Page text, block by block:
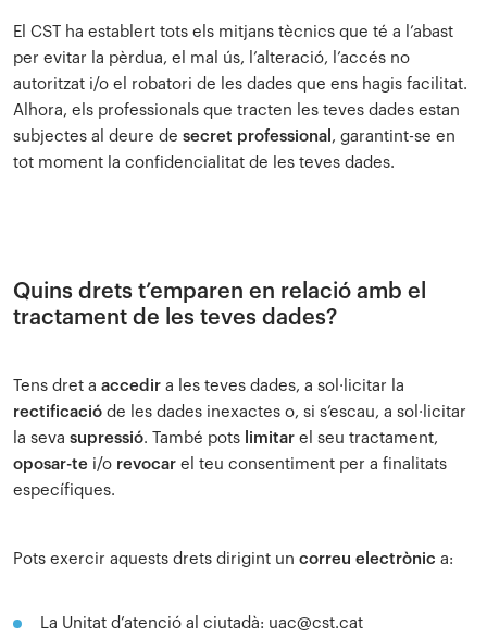
El CST ha establert tots els mitjans tècnics que té a l’abast
per evitar la pèrdua, el mal ús, l’alteració, l’accés no
autoritzat i/o el robatori de les dades que ens hagis facilitat.
Alhora, els professionals que tracten les teves dades estan
subjectes al deure de secret professional , garantint-se en
tot moment la confidencialitat de les teves dades.
Quins drets t’emparen en relació amb el
tractament de les teves dades?
Tens dret a accedir a les teves dades, a sol·licitar la
rectificació de les dades inexactes o, si s’escau, a sol·licitar
la seva supressió. També pots limitar el seu tractament,
oposar-te i/o revocar el teu consentiment per a finalitats
específiques.
Pots exercir aquests drets dirigint un correu electrònic a:
La Unitat d’atenció al ciutadà: uac@cst.cat